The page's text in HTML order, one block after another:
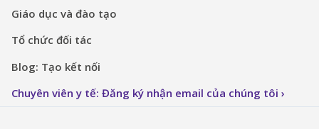
Giáo dục và đào tạo
Tổ chức đối tác
Blog: Tạo kết nối
Chuyên viên y tế: Đăng ký nhận email của chúng tôi